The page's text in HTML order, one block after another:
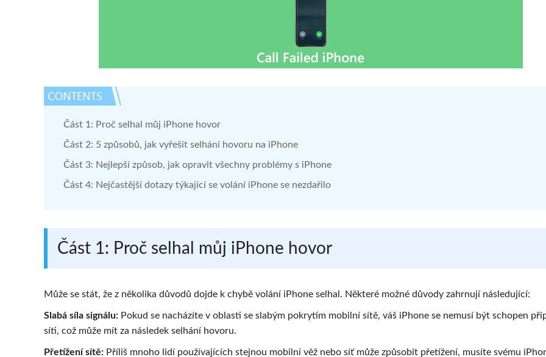
Část 1: Proč selhal můj iPhone hovor
Část 2: 5 způsobů, jak vyřešit selhání hovoru na iPhone
Část 3: Nejlepší způsob, jak opravit všechny problémy s iPhone
Část 4: Nejčastější dotazy týkající se volání iPhone se nezdařilo
Část 1: Proč selhal můj iPhone hovor
Může se stát, že z několika důvodů dojde k chybě volání iPhone selhal. Některé možné důvody zahrnují následující:
Slabá síla signálu: Pokud se nacházíte v oblasti se slabým pokrytím mobilní sítě, váš iPhone se nemusí být schopen
síti, což může mít za následek selhání hovoru.
Přetížení sítě: Příliš mnoho lidí používajících stejnou mobilní věž nebo síť může způsobit přetížení, musíte svému